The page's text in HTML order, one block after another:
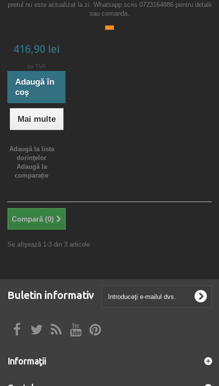
pretul nu este actualizat la zi. Whatsapp scris 0723164886 pentru detalii
sau comanda.
416,90 lei
cu TVA
Adaugă în
coş
Mai multe
Adaugă la lista
dorinţelor
Adaugă la
comparație
Compară (0)
Se afişează 1-3 din 3 articole
Buletin informativ
Informaţii